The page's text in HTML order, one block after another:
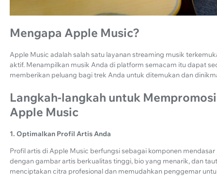
Mengapa Apple Music?
Apple Music adalah salah satu layanan streaming musik
aktif. Menampilkan musik Anda di platform semacam itu dapat
memberikan peluang bagi trek Anda untuk ditemukan dan
Langkah-langkah untuk
Apple Music
1. Optimalkan Profil Artis Anda
Profil artis di Apple Music berfungsi sebagai komponen
dengan gambar artis berkualitas tinggi, bio yang menarik, dan
menciptakan citra profesional dan memudahkan penggemar